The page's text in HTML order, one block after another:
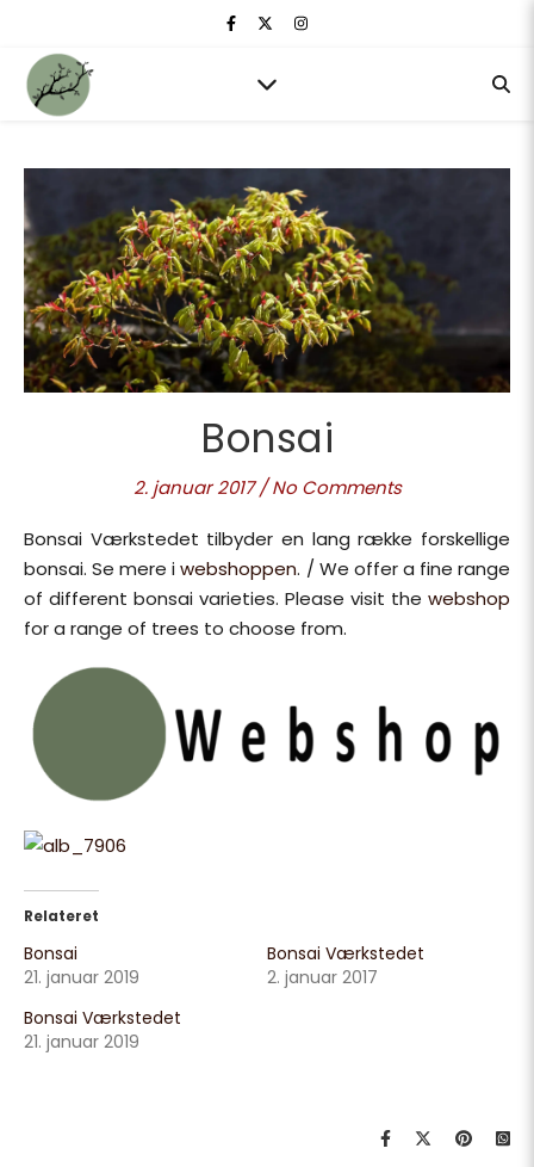
Bonsai
2. januar 2017 / No Comments
Bonsai Værkstedet tilbyder en lang række forskellige
bonsai. Se mere iwebshoppen. / We offer a fine range
of different bonsai varieties. Please visit the webshop
for a range of trees to choose from.
Relateret
Bonsai
21. januar 2019
Bonsai Værkstedet
2. januar 2017
Bonsai Værkstedet
21. januar 2019